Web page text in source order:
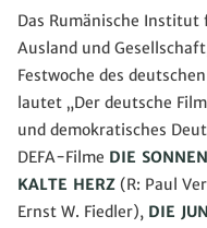
Das Rumänische
Ausland und
Festwoche des
lautet „Der deutsche
und demokratisches
DEFA-Filme DIE
KALTE HERZ (R: Paul
Ernst W. Fiedler), DIE